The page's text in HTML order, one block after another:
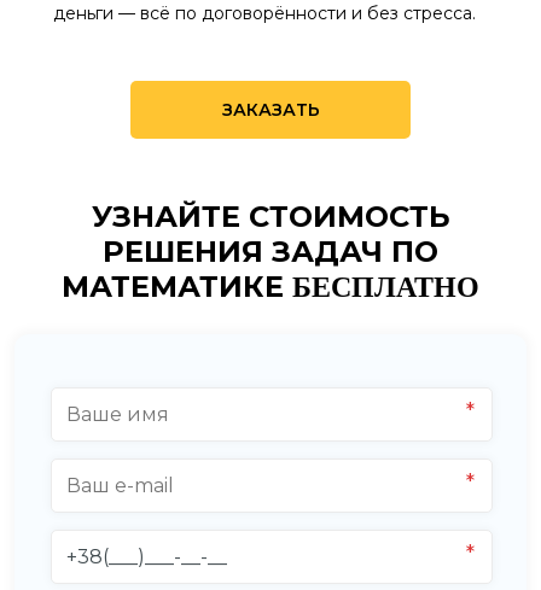
деньги — всё по договорённости и без стресса.
ЗАКАЗАТЬ
УЗНАЙТЕ СТОИМОСТЬ
РЕШЕНИЯ ЗАДАЧ ПО
МАТЕМАТИКЕ БЕСПЛАТНО